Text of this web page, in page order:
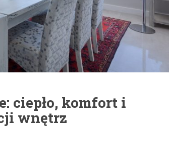
ciepło, komfort i
wnętrz